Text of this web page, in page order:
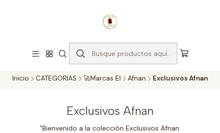
Los precios de los perfumes originales están sujetos a
cambios diarios por parte de nuestros proveedores.
aquí para actualizar el precio o envíenos un mensaje de
Explorar
Inicio CATEGORIAS 🚀Marcas EI Afnan Exclusivos Afnan
Exclusivos Afnan
"Bienvenido a la colección Exclusivos Afnan.